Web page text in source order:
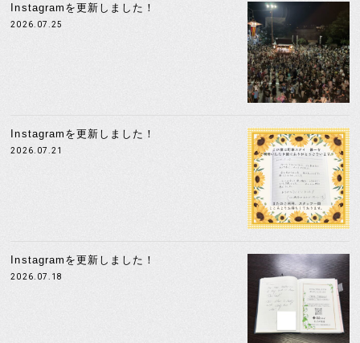
Instagramを更新しました！
2026.07.25
Instagramを更新しました！
2026.07.21
Instagramを更新しました！
2026.07.18